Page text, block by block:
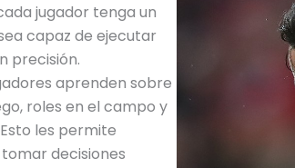
jugador tenga un
capaz de ejecutar
precisión.
aprenden sobre
roles en el campo y
les permite
decisiones